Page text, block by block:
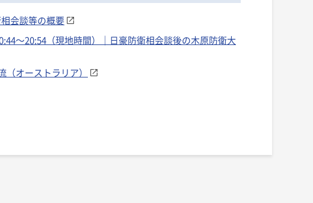
会談等の概要
～20:54（現地時間）｜日豪防衛相会談後の木原防衛大
オーストラリア）